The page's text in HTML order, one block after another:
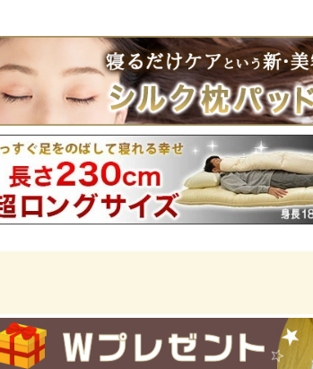
羽毛布団セット 2点セット
3点セット
4点セット
5点セット
6点セット
エクセルゴールド
ロイヤルゴールド
マザーダックダウン
小さい布団セット
大きい布団セット
掛け布団セット 2点セット
3点セット
4点セット
6点セット
敷布団セット 2点セット
3点セット
プレミアムゴールド
ロイヤルゴールド
エクセルゴールド
ニューゴールド
マザーダックダウン
マザーグースダウン
スーパーロングサイズ
洗える羽毛布団
肌掛け布団 防ダニ掛け布団
洗える掛け布団
小さい掛け布団
大きい掛け布団
肌掛け布団 防ダニ敷布団
小さい敷布団
大きい敷布団
機能性敷布団
シ
小
大
シ
枕
シ
除
接
暖
ガ
オ
ベ
パ